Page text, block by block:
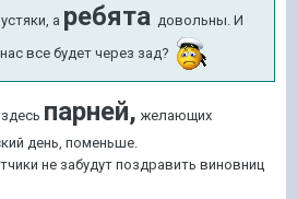
а ребята довольны. И
все будет через зад?
парней, желающих
день, поменьше.
не забудут поздравить виновниц